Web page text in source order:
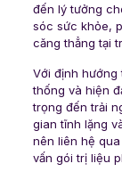
đến lý tưởng
sóc sức khỏe,
căng thẳng tại
Với định hướng
thống và hiện
trọng đến trải
gian tĩnh lặng
nên liên hệ
vấn gói trị liệu